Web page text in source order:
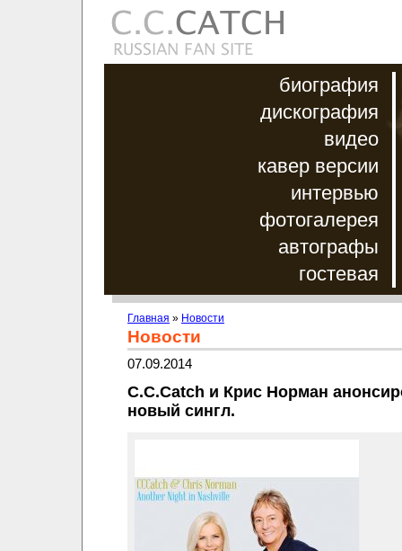
биография
дискография
видео
кавер версии
интервью
фотогалерея
автографы
гостевая
Главная » Новости
Новости
07.09.2014
C.C.Catch и Крис Норман
новый сингл.